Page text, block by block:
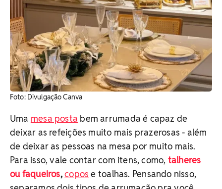
Foto: Divulgação Canva
Uma mesa posta bem arrumada é capaz de
deixar as refeições muito mais prazerosas - além
de deixar as pessoas na mesa por muito mais.
Para isso, vale contar com itens, como, talheres
ou faqueiros,copos e toalhas. Pensando nisso,